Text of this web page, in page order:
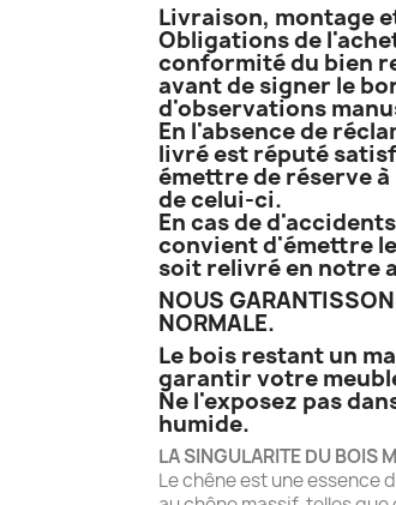
Livraison, montage
Obligations de
conformité du bien
avant de signer le
d'observations
En l'absence de
livré est réputé
émettre de réserve
de celui-ci.
En cas de
convient d'émettre
soit relivré en notre
NOUS
NORMALE.
Le bois restant un
garantir votre
Ne l'exposez pas
humide.
LA SINGULARITE DU BOIS
Le chêne est une essence